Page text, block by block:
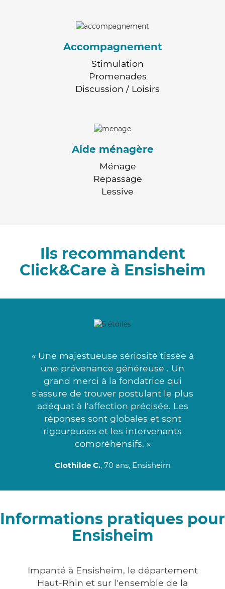
Accompagnement
Stimulation
Promenades
Discussion / Loisirs
Aide ménagère
Ménage
Repassage
Lessive
Ils recommandent
Click&Care à Ensisheim
« Une majestueuse sériosité tissée à
une prévenance généreuse . Un
grand merci à la fondatrice qui
s'assure de trouver postulant le plus
adéquat à l'affection précisée. Les
réponses sont globales et sont
rigoureuses et les intervenants
compréhensifs. »
Clothilde C., 70 ans, Ensisheim
Informations pratiques pour
Ensisheim
Impanté à Ensisheim, le département
Haut-Rhin et sur l'ensemble de la